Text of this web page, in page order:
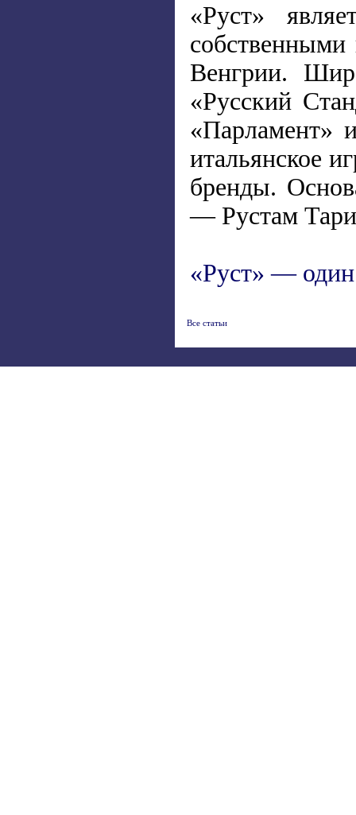
«Руст»
Венгрии.
«Русский
«Парламент»
итальянское
бренды.
— Рустам
«Руст» — один
Все статьи